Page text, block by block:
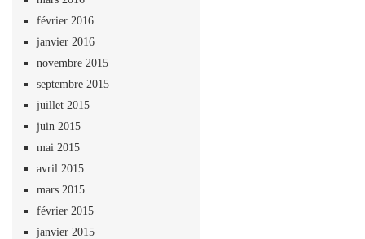
février 2016
janvier 2016
novembre 2015
septembre 2015
juillet 2015
juin 2015
mai 2015
avril 2015
mars 2015
février 2015
janvier 2015